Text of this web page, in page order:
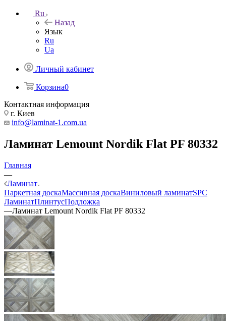
Ru
Назад
Язык
Ru
Ua
Личный кабинет
Корзина0
Контактная информация
г. Киев
info@laminat-1.com.ua
Ламинат Lemount Nordik Flat PF 80332
Главная
—
Ламинат
Паркетная доскаМассивная доскаВиниловый ламинатSPC
ЛаминатПлинтусПодложка
—Ламинат Lemount Nordik Flat PF 80332